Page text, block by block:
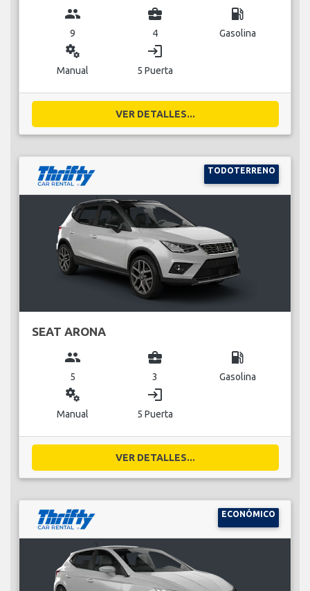
group
9
business_center
4
local_gas_station
Gasolina
miscellaneous_services
Manual
login
5 Puerta
VER DETALLES...
TODOTERRENO
SEAT ARONA
group
5
business_center
3
local_gas_station
Gasolina
miscellaneous_services
Manual
login
5 Puerta
VER DETALLES...
ECONÓMICO